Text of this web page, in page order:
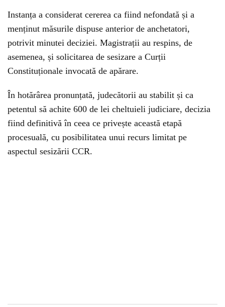
Instanța a considerat cererea ca fiind nefondată și a
menținut măsurile dispuse anterior de anchetatori,
potrivit minutei deciziei. Magistrații au respins, de
asemenea, și solicitarea de sesizare a Curții
Constituționale invocată de apărare.
În hotărârea pronunțată, judecătorii au stabilit și ca
petentul să achite 600 de lei cheltuieli judiciare, decizia
fiind definitivă în ceea ce privește această etapă
procesuală, cu posibilitatea unui recurs limitat pe
aspectul sesizării CCR.